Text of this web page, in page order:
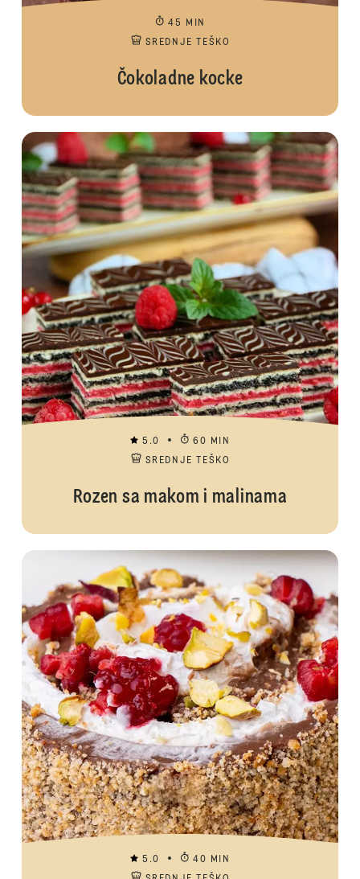
45 MIN
SREDNJE TEŠKO
Čokoladne kocke
5.0
60 MIN
SREDNJE TEŠKO
Rozen sa makom i malinama
5.0
40 MIN